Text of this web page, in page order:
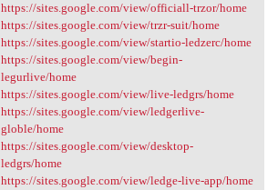
https://sites.google.com/view/officiall-trzor/home
https://sites.google.com/view/trzr-suit/home
https://sites.google.com/view/startio-ledzerc/home
https://sites.google.com/view/begin-
legurlive/home
https://sites.google.com/view/live-ledgrs/home
https://sites.google.com/view/ledgerlive-
globle/home
https://sites.google.com/view/desktop-
ledgrs/home
https://sites.google.com/view/ledge-live-app/home